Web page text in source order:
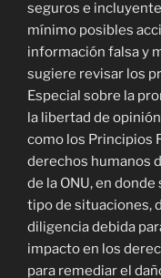
seguros e
mínimo posibles
información falsa y
sugiere revisar los
Especial sobre la
la libertad de
como los Principios
derechos humanos
de la ONU, en
tipo de situaciones,
diligencia debida
impacto en los
para remediar el